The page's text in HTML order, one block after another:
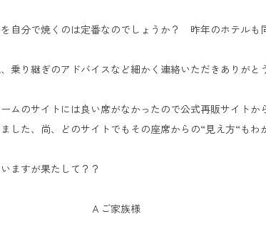
自分で焼くのは定番なのでしょうか？ 昨年のホテルも
乗り継ぎのアドバイスなど細かく連絡いただきありがと
ムのサイトには良い席がなかったので公式再販サイト
した、尚、どのサイトでもその座席からの“見え方“もわ
ますが果たして？？
族様